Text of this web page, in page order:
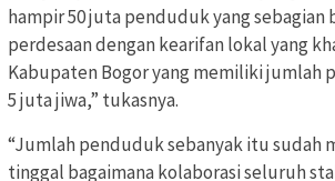
hampir 50 juta penduduk yang sebagian
perdesaan dengan kearifan lokal yang
Kabupaten Bogor yang memiliki jumlah
5 juta jiwa,” tukasnya.
“Jumlah penduduk sebanyak itu sudah
tinggal bagaimana kolaborasi seluruh